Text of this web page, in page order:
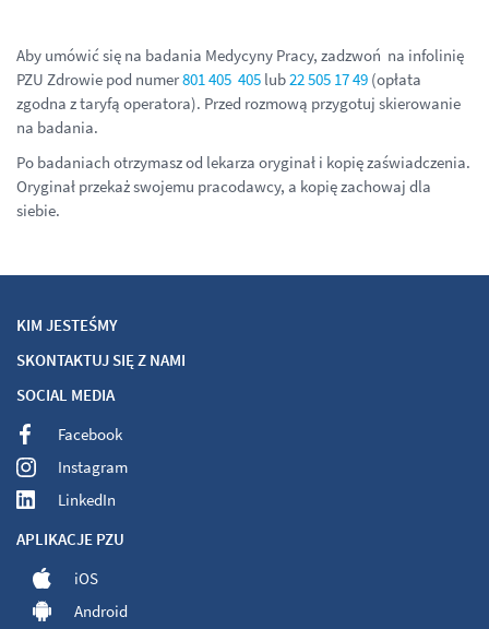
Aby umówić się na badania Medycyny Pracy, zadzwoń na infolinię
PZU Zdrowie pod numer801 405 405 lub22 505 17 49 (opłata
zgodna z taryfą operatora). Przed rozmową przygotuj skierowanie
na badania.
Po badaniach otrzymasz od lekarza oryginał i kopię zaświadczenia.
Oryginał przekaż swojemu pracodawcy, a kopię zachowaj dla
siebie.
KIM JESTEŚMY
SKONTAKTUJ SIĘ Z NAMI
SOCIAL MEDIA
Facebook
Instagram
LinkedIn
APLIKACJE PZU
iOS
Android